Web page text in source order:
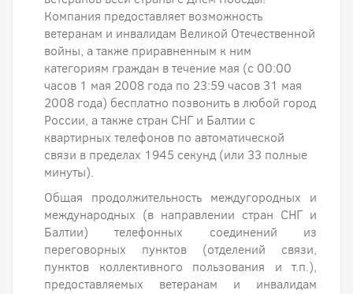
Компания предоставляет возможность
ветеранам и инвалидам Великой Отечественной
войны, а также приравненным к ним
категориям граждан в течение мая (с 00:00
часов 1 мая 2008 года по 23:59 часов 31 мая
2008 года) бесплатно позвонить в любой город
России, а также стран СНГ и Балтии с
квартирных телефонов по автоматической
связи в пределах 1945 секунд (или 33 полные
минуты).
Общая продолжительность междугородных и
международных (в направлении стран СНГ и
Балтии) телефонных соединений из
переговорных пунктов (отделений связи,
пунктов коллективного пользования и т.п.),
предоставляемых ветеранам и инвалидам